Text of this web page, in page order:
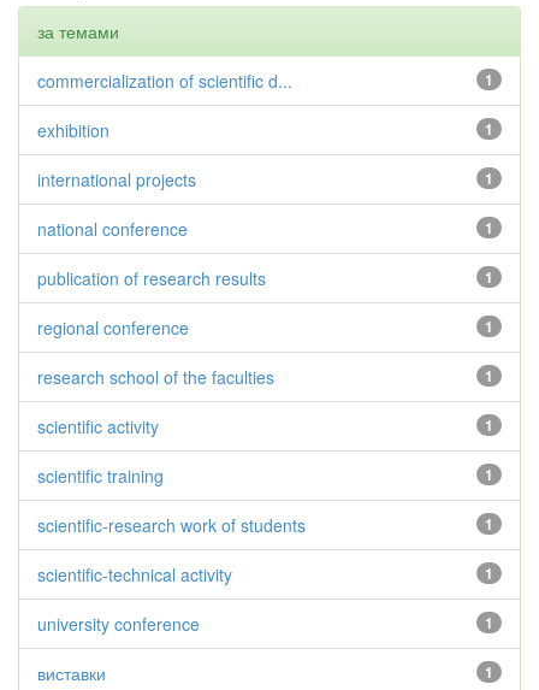
за темами
1
commercialization of scientific d...
1
exhibition
1
international projects
1
national conference
1
publication of research results
1
regional conference
1
research school of the faculties
1
scientific activity
1
scientific training
1
scientific-research work of students
1
scientific-technical activity
1
university conference
1
виставки